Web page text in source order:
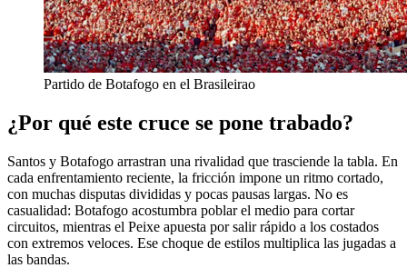
Partido de Botafogo en el Brasileirao
¿Por qué este cruce se pone trabado?
Santos y Botafogo arrastran una rivalidad que trasciende la tabla. En
cada enfrentamiento reciente, la fricción impone un ritmo cortado,
con muchas disputas divididas y pocas pausas largas. No es
casualidad: Botafogo acostumbra poblar el medio para cortar
circuitos, mientras el Peixe apuesta por salir rápido a los costados
con extremos veloces. Ese choque de estilos multiplica las jugadas a
las bandas.